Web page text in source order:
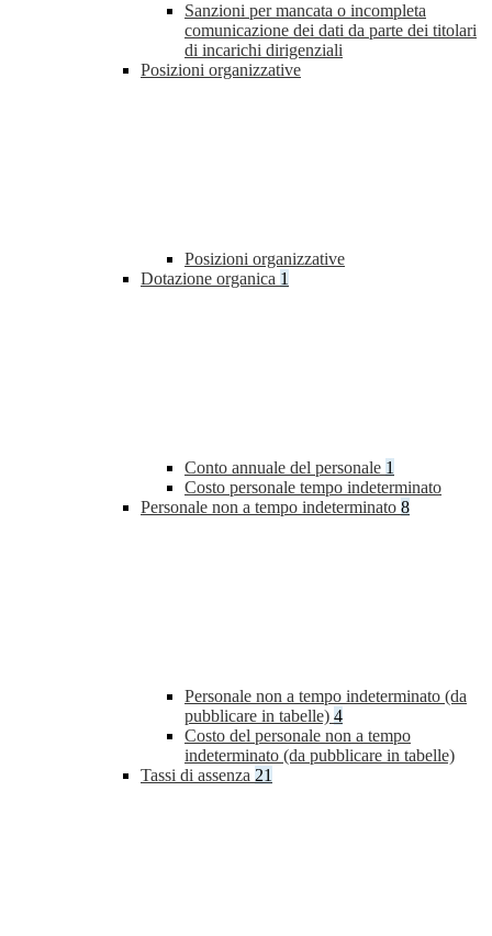
Sanzioni per mancata o incompleta
comunicazione dei dati da parte dei titolari
di incarichi dirigenziali
Posizioni organizzative
Posizioni organizzative
Dotazione organica 1
Conto annuale del personale 1
Costo personale tempo indeterminato
Personale non a tempo indeterminato 8
Personale non a tempo indeterminato (da
pubblicare in tabelle) 4
Costo del personale non a tempo
indeterminato (da pubblicare in tabelle)
Tassi di assenza 21